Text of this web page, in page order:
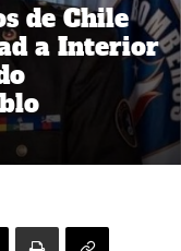
de Chile
a Interior